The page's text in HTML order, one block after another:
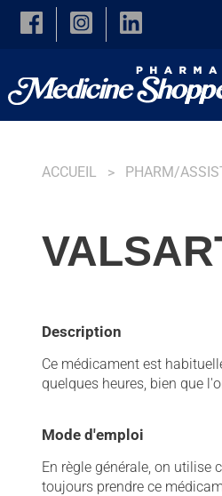
Skip to main content
ACCUEIL PHARM/
Description
Ce médicament est
quelques heures, bien que
Mode d'emploi
En règle générale, on
toujours prendre ce